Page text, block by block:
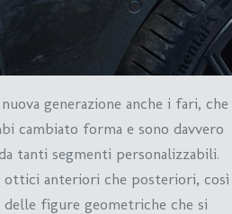
generazione anche i fari, che
cambiato forma e sono davvero
tanti segmenti personalizzabili.
anteriori che posteriori, così
figure geometriche che si